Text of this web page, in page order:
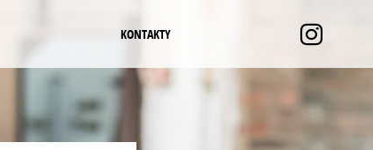
KONTAKTY